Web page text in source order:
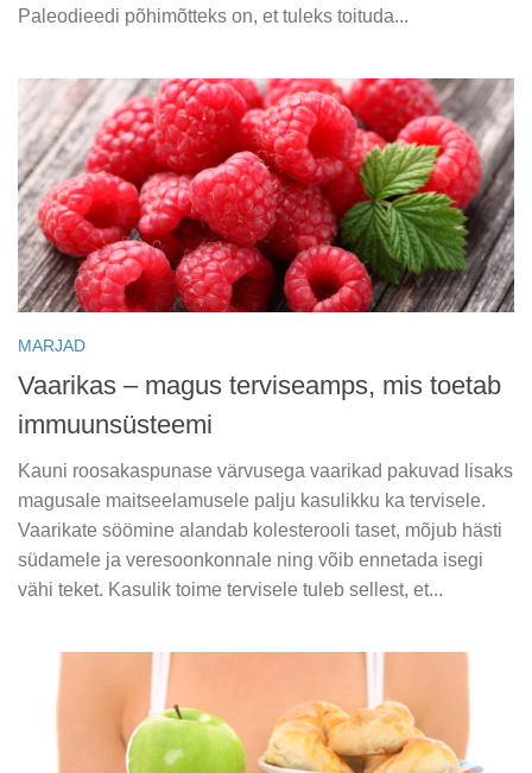
Paleodieedi põhimõtteks on, et tuleks toituda...
MARJAD
Vaarikas – magus terviseamps, mis toetab
immuunsüsteemi
Kauni roosakaspunase värvusega vaarikad pakuvad lisaks
magusale maitseelamusele palju kasulikku ka tervisele.
Vaarikate söömine alandab kolesterooli taset, mõjub hästi
südamele ja veresoonkonnale ning võib ennetada isegi
vähi teket. Kasulik toime tervisele tuleb sellest, et...